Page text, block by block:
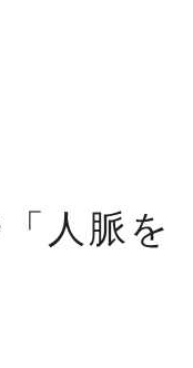
人脈を